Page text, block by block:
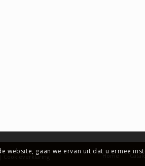
Cookieverklaring Home
website, gaan we ervan uit dat u ermee